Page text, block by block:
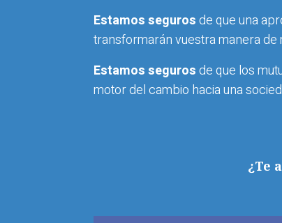
Estamos segurosde que una
transformarán vuestra manera de
Estamos segurosde que los
motor del cambio hacia una
¿Te